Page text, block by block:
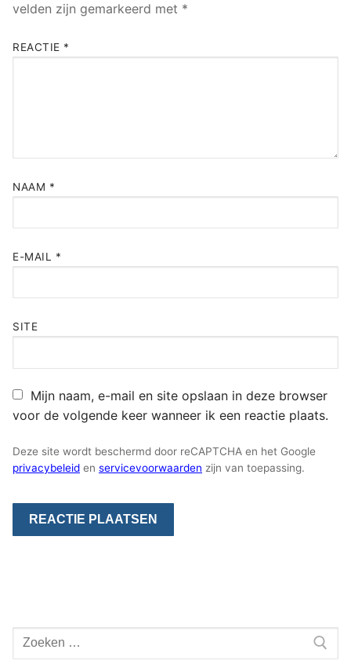
velden zijn gemarkeerd met *
REACTIE *
NAAM *
E-MAIL *
SITE
Mijn naam, e-mail en site opslaan in deze browser
voor de volgende keer wanneer ik een reactie plaats.
Deze site wordt beschermd door reCAPTCHA en het Google
privacybeleid en servicevoorwaarden zijn van toepassing.
Zoeken
naar: